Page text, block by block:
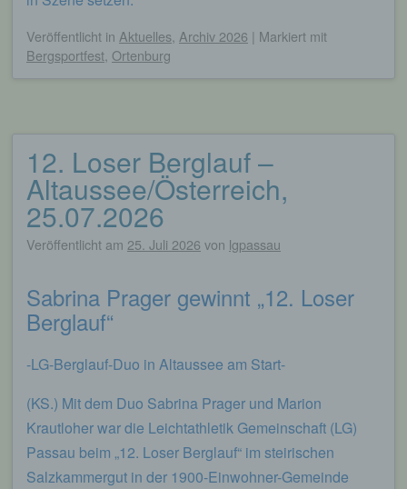
Veröffentlicht in Aktuelles, Archiv 2026 | Markiert mit
Bergsportfest, Ortenburg
12. Loser Berglauf –
Altaussee/Österreich,
25.07.2026
Veröffentlicht am 25. Juli 2026 von lgpassau
Sabrina Prager gewinnt „12. Loser
Berglauf“
-LG-Berglauf-Duo in Altaussee am Start-
(KS.) Mit dem Duo Sabrina Prager und Marion
Krautloher war die Leichtathletik Gemeinschaft (LG)
Passau beim „12. Loser Berglauf“ im steirischen
Salzkammergut in der 1900-Einwohner-Gemeinde